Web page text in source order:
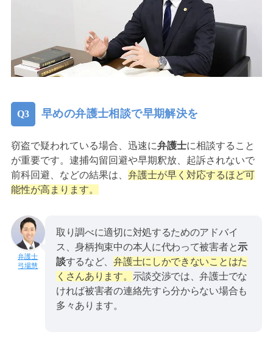
早めの弁護士相談で早期解決を
窃盗で疑われている場合、迅速に弁護士に相談すること
が重要です。逮捕勾留回避や早期釈放、起訴されないで
前科回避、などの結果は、 弁護士が早く対応するほど可
能性が高まります。
弓場慧
取り調べに適切に対処するためのアドバイ
ス、身柄拘束中の本人に代わって被害者と示
談するなど、弁護士にしかできないことはた
くさんあります。 示談交渉では、弁護士でな
ければ被害者の連絡先すら分からない場合も
多々あります。